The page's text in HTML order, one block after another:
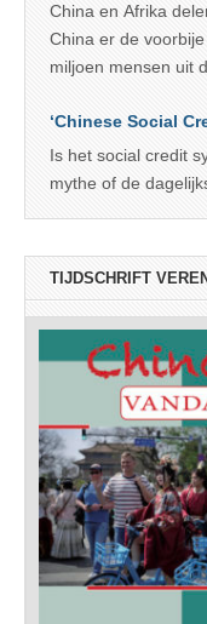
China en Afrika
China er de
miljoen mensen uit
‘Chinese Social
Is het social credit
mythe of de
TIJDSCHRIFT